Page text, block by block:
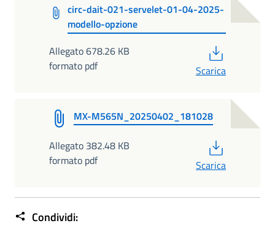
circ-dait-021-servelet-01-04-2025-
modello-opzione
Allegato 678.26 KB
formato pdf
Scarica
MX-M565N_20250402_181028
Allegato 382.48 KB
formato pdf
Scarica
Condividi: